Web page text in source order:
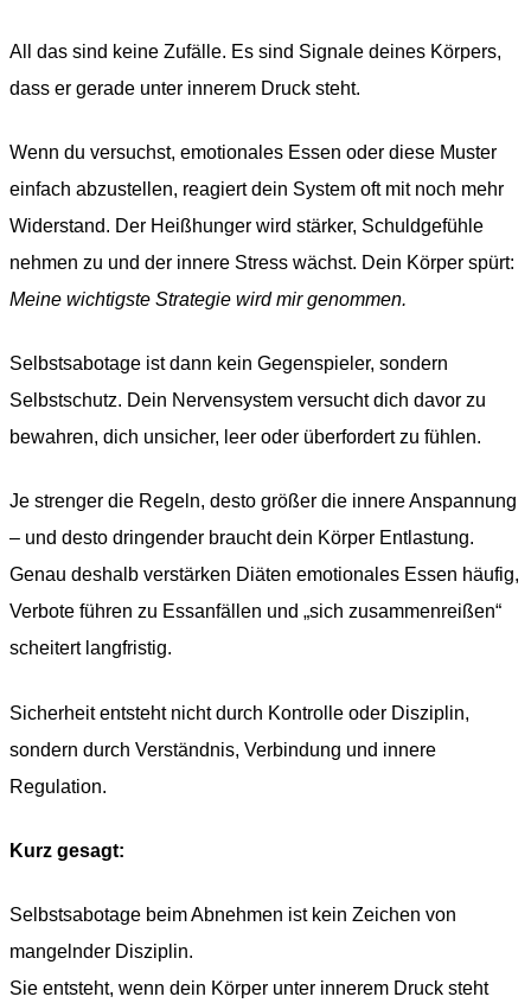
All das sind keine Zufälle. Es sind Signale deines Körpers,
dass er gerade unter innerem Druck steht.
Wenn du versuchst, emotionales Essen oder diese Muster
einfach abzustellen, reagiert dein System oft mit noch mehr
Widerstand. Der Heißhunger wird stärker, Schuldgefühle
nehmen zu und der innere Stress wächst. Dein Körper spürt:
Meine wichtigste Strategie wird mir genommen.
Selbstsabotage ist dann kein Gegenspieler, sondern
Selbstschutz. Dein Nervensystem versucht dich davor zu
bewahren, dich unsicher, leer oder überfordert zu fühlen.
Je strenger die Regeln, desto größer die innere Anspannung
– und desto dringender braucht dein Körper Entlastung.
Genau deshalb verstärken Diäten emotionales Essen häufig,
Verbote führen zu Essanfällen und „sich zusammenreißen“
scheitert langfristig.
Sicherheit entsteht nicht durch Kontrolle oder Disziplin,
sondern durch Verständnis, Verbindung und innere
Regulation.
Kurz gesagt:
Selbstsabotage beim Abnehmen ist kein Zeichen von
mangelnder Disziplin.
Sie entsteht, wenn dein Körper unter innerem Druck steht